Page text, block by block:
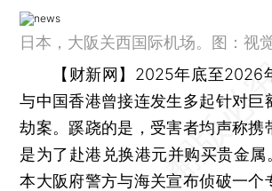
日本，大阪关西国际机场。图：视
【财新网】 2025年底至2026
与中国香港曾接连发生多起针对巨
劫案。蹊跷的是，受害者均声称携
是为了赴港兑换港元并购买贵金
本大阪府警方与海关宣布侦破一个